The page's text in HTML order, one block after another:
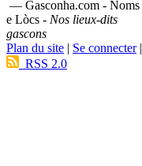
— Gasconha.com - Noms
e Lòcs - Nos lieux-dits
gascons
Plan du site | Se connecter|
RSS 2.0